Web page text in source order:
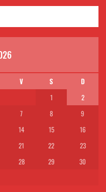
V S
D
1
2
7 8
9
14 15
16
21 22
23
28 29
30